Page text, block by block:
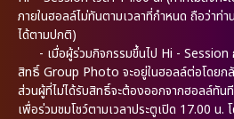
ภายในฮอลล์ไม่ทันตามเวลาที่กำหนด ถือว่าท่
ได้ตามปกติ)
- เมื่อผู้ร่วมกิจกรรมขึ้นไป Hi - Session
สิทธิ์ Group Photo จะอยู่ในฮอลล์ต่อโดยก
ส่วนผู้ที่ไม่ได้รับสิทธิ์จะต้องออกจากฮอลล์ทัน
เพื่อร่วมชมโชว์ตามเวลาประตูเปิด 17.00 น.